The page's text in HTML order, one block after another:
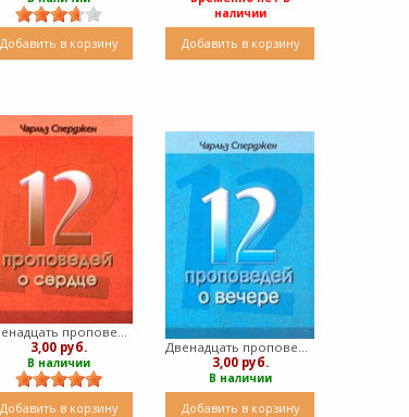
Добавить в корзину
наличии
Добавить в корзину
3,00 руб.
В наличии
Добавить в корзину
Двенадцать проповедей о вечере (Мягкий)
3,00 руб.
В наличии
Добавить в корзину